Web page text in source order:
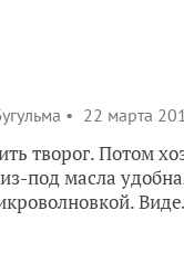
22 марта
творог. Потом
под масла